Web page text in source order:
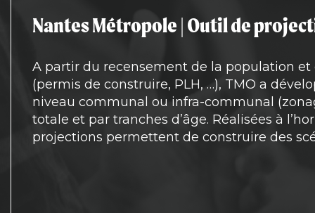
Nantes Métropole | Outil de
A partir du recensement de la population
(permis de construire, PLH, …), TMO a
niveau communal ou infra-communal
totale et par tranches d’âge. Réalisées à
projections permettent de construire des